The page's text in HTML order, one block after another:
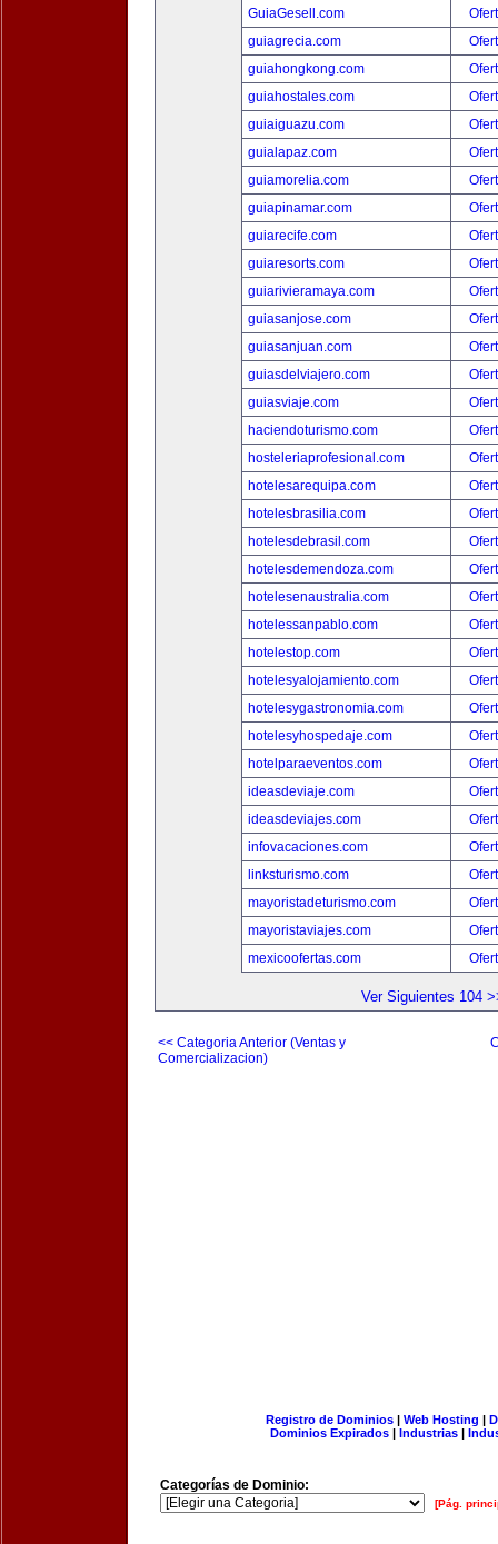
GuiaGesell.com
guiagrecia.com
guiahongkong.com
guiahostales.com
guiaiguazu.com
guialapaz.com
guiamorelia.com
guiapinamar.com
guiarecife.com
guiaresorts.com
guiarivieramaya.com
guiasanjose.com
guiasanjuan.com
guiasdelviajero.com
guiasviaje.com
haciendoturismo.com
hosteleriaprofesional.com
hotelesarequipa.com
hotelesbrasilia.com
hotelesdebrasil.com
hotelesdemendoza.com
hotelesenaustralia.com
hotelessanpablo.com
hotelestop.com
hotelesyalojamiento.com
hotelesygastronomia.com
hotelesyhospedaje.com
hotelparaeventos.com
ideasdeviaje.com
ideasdeviajes.com
infovacaciones.com
linksturismo.com
mayoristadeturismo.com
mayoristaviajes.com
mexicoofertas.com
Ver Siguientes 104
<< Categoria Anterior (Ventas y
Comercializacion)
Registro de Dominios| Web Hosting |
Dominios Expirados | Industrias |
Categorías de Dominio:
[Pág.